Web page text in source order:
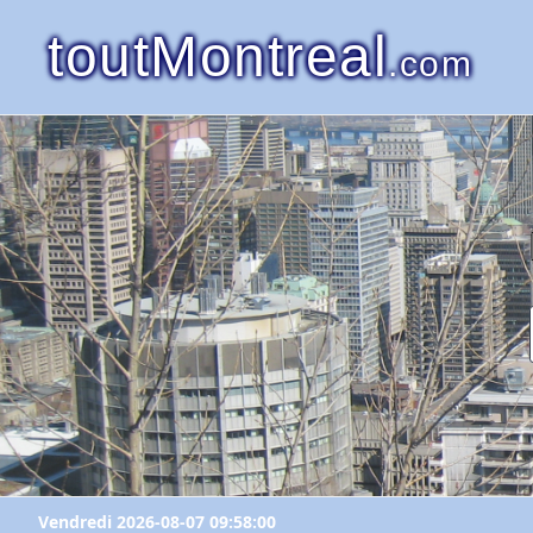
toutMontreal.com
Vendredi 2026-08-07 09:58:00